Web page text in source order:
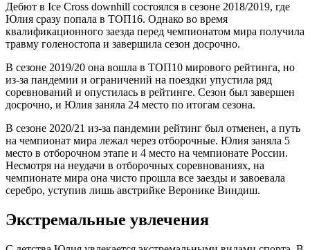
Дебют в Ice Cross downhill состоялся в сезоне 2018/2019, где
Юлия сразу попала в ТОП16. Однако во время
квалификационного заезда перед чемпионатом мира получила
травму голеностопа и завершила сезон досрочно.
В сезоне 2019/20 она вошла в ТОП10 мирового рейтинга, но
из-за пандемии и ограничений на поездки упустила ряд
соревнований и опустилась в рейтинге. Сезон был завершен
досрочно, и Юлия заняла 24 место по итогам сезона.
В сезоне 2020/21 из-за пандемии рейтинг был отменен, а путь
на чемпионат мира лежал через отборочные. Юлия заняла 5
место в отборочном этапе и 4 место на чемпионате России.
Несмотря на неудачи в отборочных соревнованиях, на
чемпионате мира она чисто прошла все заезды и завоевала
серебро, уступив лишь австрийке Веронике Виндиш.
Экстремальные увлечения